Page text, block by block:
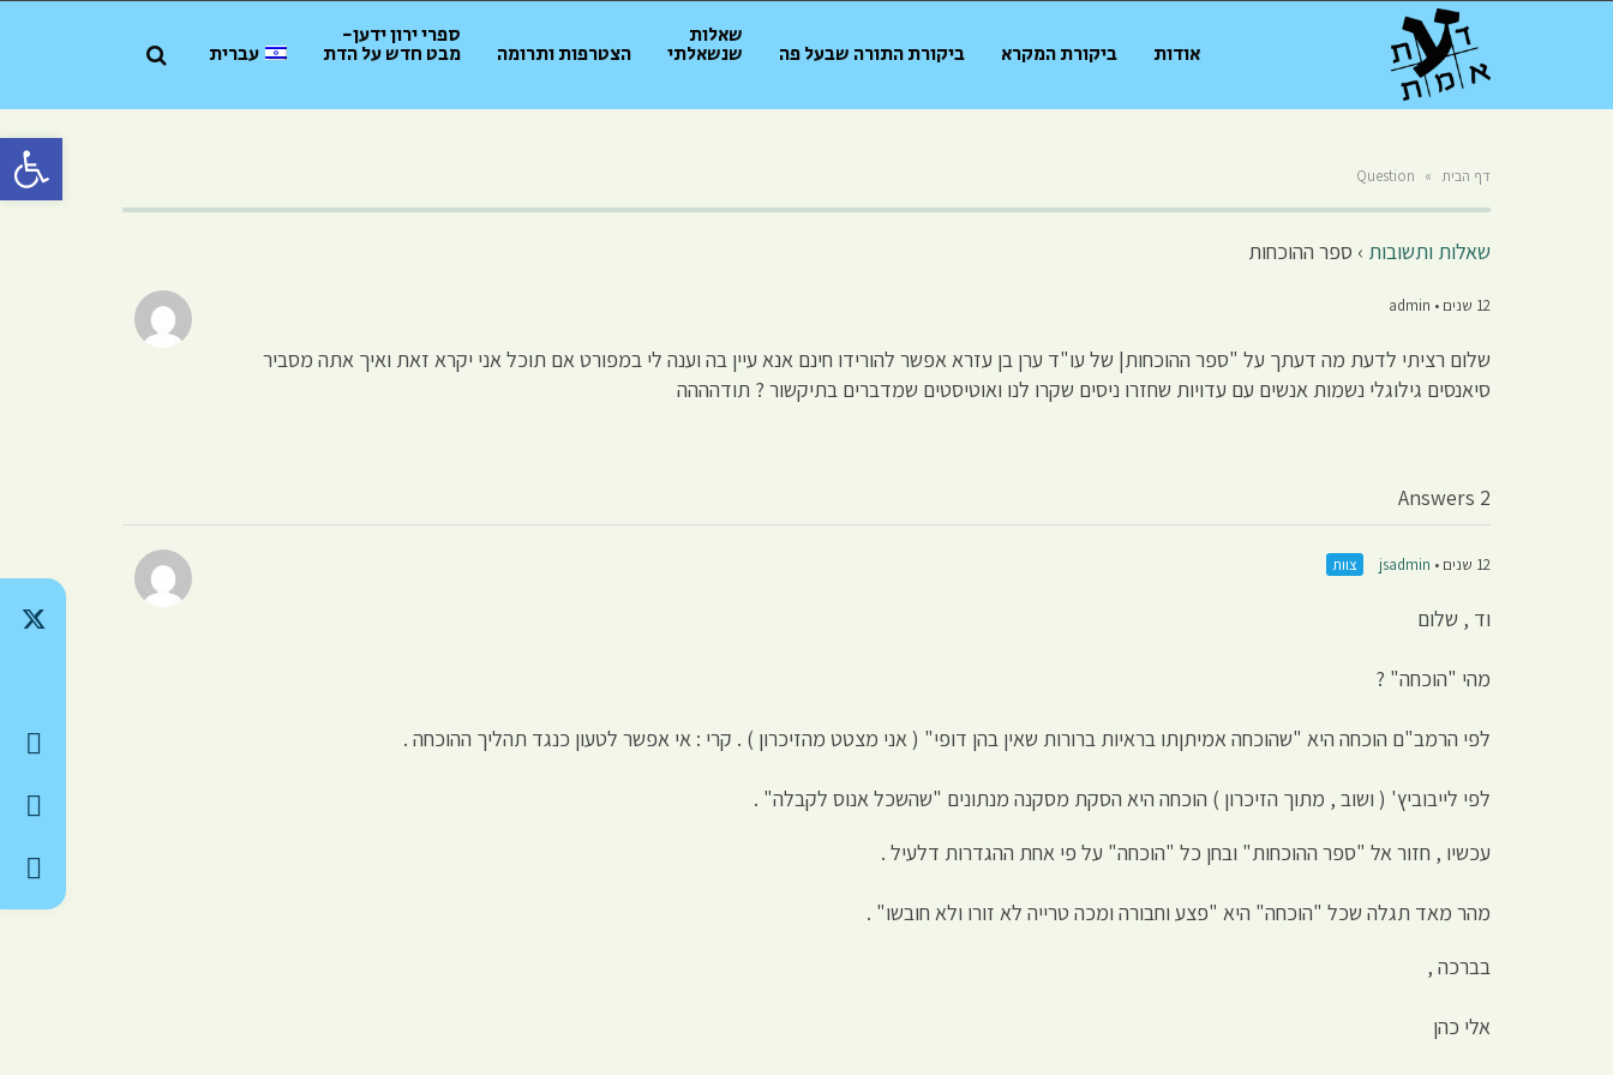
פתח
אודות ביקורת המקרא ביקורת התורה שבעל פה
שאלות
שנשאלתי הצטרפות ותרומה
ספרי ירון ידען-
מבט חדש על הדת עברית
דף הבית »
Question
שאלות ותשובות › ספר ההוכחות
12 שנים • admin
שלום רציתי לדעת מה דעתך על "ספר ההוכחות| של עו"ד ערן בן עזרא אפשר להורידו חינם אנא עיין בה וענה לי במפורט אם תוכל אני יקרא זאת ואיך אתה מסביר
סיאנסים גילוגלי נשמות אנשים עם עדויות שחזרו ניסים שקרו לנו ואוטיסטים שמדברים בתיקשור ? תודהההה
2 Answers
12 שנים • jsadmin צוות
וד , שלום
מהי "הוכחה" ?
לפי הרמב"ם הוכחה היא "שהוכחה אמיתןתו בראיות ברורות שאין בהן דופי" ( אני מצטט מהזיכרון ) . קרי : אי אפשר לטעון כנגד תהליך ההוכחה .
לפי לייבוביץ' ( ושוב , מתוך הזיכרון ) הוכחה היא הסקת מסקנה מנתונים "שהשכל אנוס לקבלה" .
עכשיו , חזור אל "ספר ההוכחות" ובחן כל "הוכחה" על פי אחת ההגדרות דלעיל .
מהר מאד תגלה שכל "הוכחה" היא "פצע וחבורה ומכה טרייה לא זורו ולא חובשו" .
בברכה ,
אלי כהן